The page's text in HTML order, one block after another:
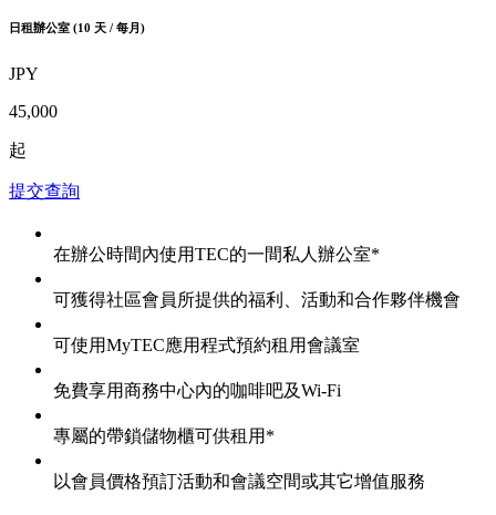
日租辦公室 (10 天 / 每月)
JPY
45,000
起
提交查詢
在辦公時間內使用TEC的一間私人辦公室*
可獲得社區會員所提供的福利、活動和合作夥伴機會
可使用MyTEC應用程式預約租用會議室
免費享用商務中心內的咖啡吧及Wi-Fi
專屬的帶鎖儲物櫃可供租用*
以會員價格預訂活動和會議空間或其它增值服務